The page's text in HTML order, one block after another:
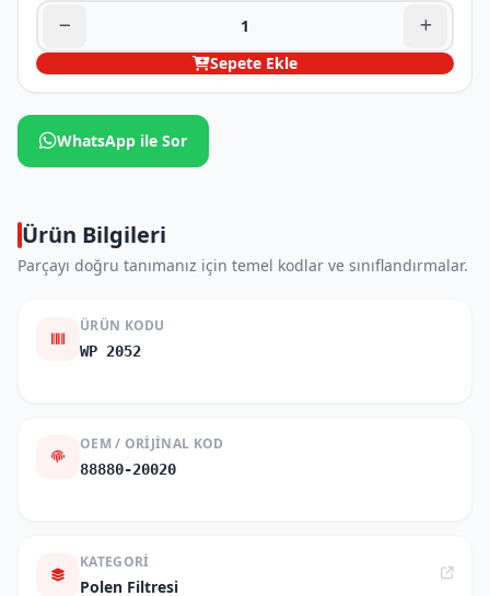
Sepete Ekle
WhatsApp ile Sor
Ürün Bilgileri
Parçayı doğru tanımanız için temel kodlar ve sınıflandırmalar.
ÜRÜN KODU
WP 2052
OEM / ORIJINAL KOD
88880-20020
KATEGORI
Polen Filtresi